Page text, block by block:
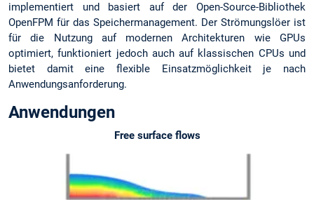
implementiert und basiert auf der Open-Source-Bibliothek
OpenFPM für das Speichermanagement. Der Strömungslöer ist
für die Nutzung auf modernen Architekturen wie GPUs
optimiert, funktioniert jedoch auch auf klassischen CPUs und
bietet damit eine flexible Einsatzmöglichkeit je nach
Anwendungsanforderung.
Anwendungen
Free surface flows